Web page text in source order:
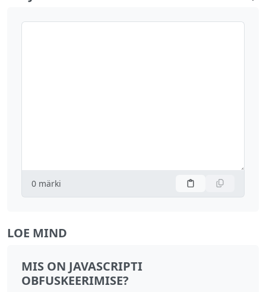
0 märki
LOE MIND
MIS ON JAVASCRIPTI
OBFUSKEERIMISE?